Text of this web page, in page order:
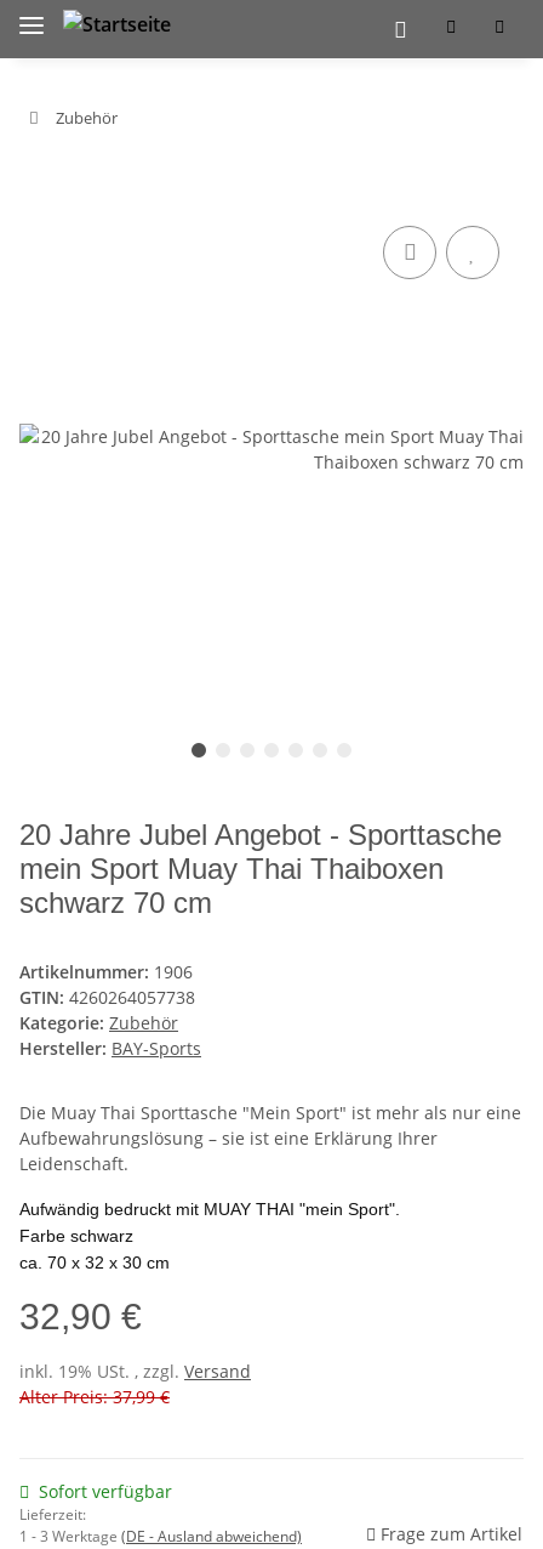
Zubehör
20 Jahre Jubel Angebot - Sporttasche
mein Sport Muay Thai Thaiboxen
schwarz 70 cm
Artikelnummer: 1906
GTIN: 4260264057738
Kategorie: Zubehör
Hersteller: BAY-Sports
Die Muay Thai Sporttasche "Mein Sport" ist mehr als nur eine
Aufbewahrungslösung – sie ist eine Erklärung Ihrer
Leidenschaft.
Aufwändig bedruckt mit MUAY THAI "mein Sport".
Farbe schwarz
ca. 70 x 32 x 30 cm
32,90 €
inkl. 19% USt. , zzgl. Versand
Alter Preis: 37,99 €
Sofort verfügbar
Lieferzeit:
1 - 3 Werktage (DE - Ausland abweichend) Frage zum Artikel